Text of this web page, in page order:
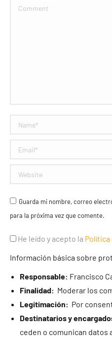
Comment
Name *
Email *
Website
Guarda mi nombre, correo
para la próxima vez que comente.
He leído y acepto la Política
Información básica sobre
Responsable: Francisco
Finalidad: Moderar los
Legitimación: Por
Destinatarios y
ceden o comunican